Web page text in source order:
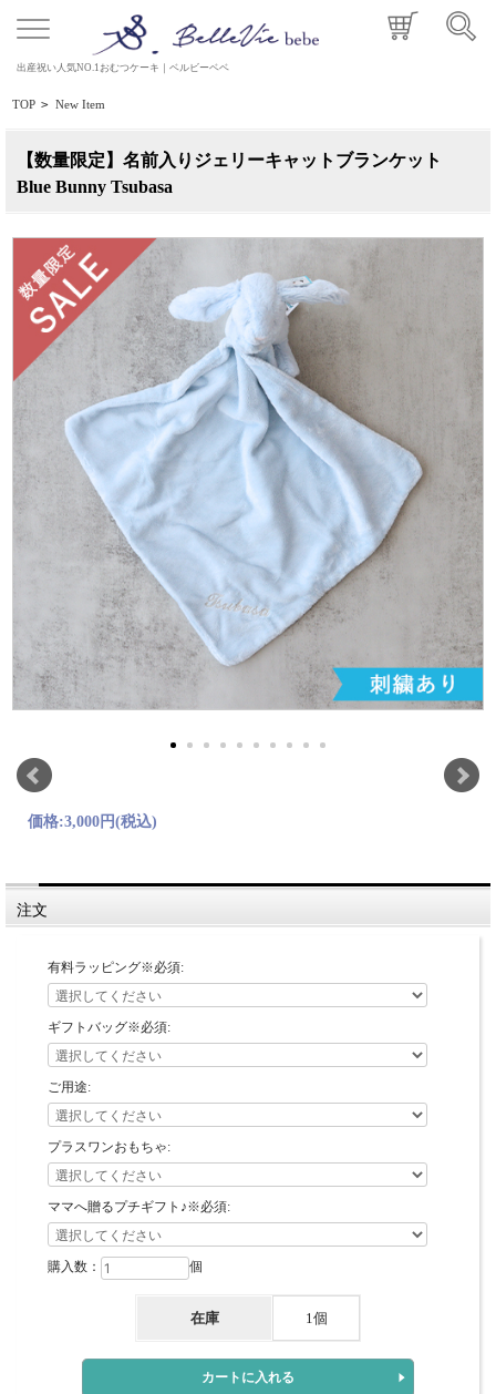
出産祝い人気NO.1おむつケーキ｜ベルビーベベ
TOP > New Item
【数量限定】名前入りジェリーキャットブランケット
Blue Bunny Tsubasa
価格:3,000円(税込)
注文
有料ラッピング※必須:
ギフトバッグ※必須:
ご用途:
プラスワンおもちゃ:
ママへ贈るプチギフト♪※必須:
購入数： 個
在庫 1個